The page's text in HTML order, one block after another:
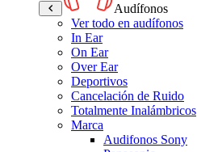
Audífonos
Ver todo en audífonos
In Ear
On Ear
Over Ear
Deportivos
Cancelación de Ruido
Totalmente Inalámbricos
Marca
Audifonos Sony